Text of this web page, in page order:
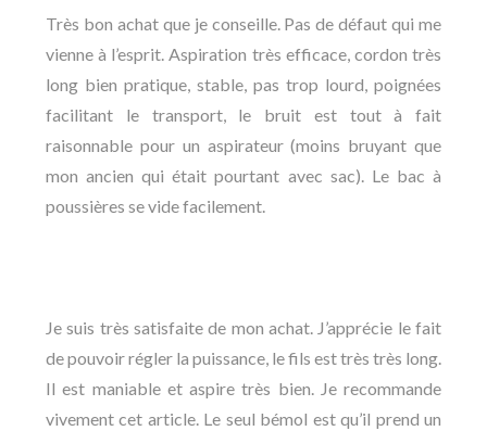
Très bon achat que je conseille. Pas de défaut qui me
vienne à l’esprit. Aspiration très efficace, cordon très
long bien pratique, stable, pas trop lourd, poignées
facilitant le transport, le bruit est tout à fait
raisonnable pour un aspirateur (moins bruyant que
mon ancien qui était pourtant avec sac). Le bac à
poussières se vide facilement.
Je suis très satisfaite de mon achat. J’apprécie le fait
de pouvoir régler la puissance, le fils est très très long.
Il est maniable et aspire très bien. Je recommande
vivement cet article. Le seul bémol est qu’il prend un